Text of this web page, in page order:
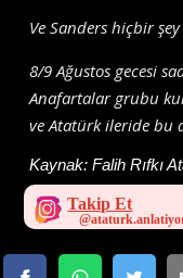
Ve Sanders hiçbir
8/9 Ağustos gecesi
Anafartalar grubu
ve Atatürk ileride bu
Kaynak:Falih Rıfkı
Takip Et